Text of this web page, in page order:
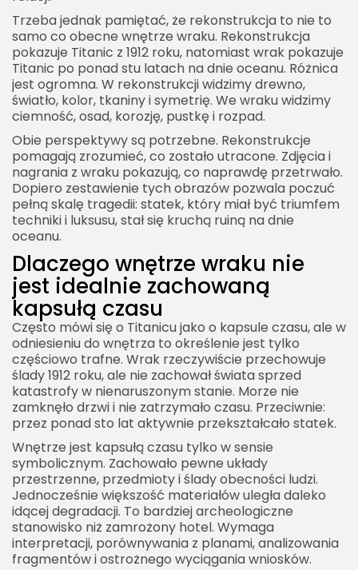
Trzeba jednak pamiętać, że rekonstrukcja to nie to
samo co obecne wnętrze wraku. Rekonstrukcja
pokazuje Titanic z 1912 roku, natomiast wrak pokazuje
Titanic po ponad stu latach na dnie oceanu. Różnica
jest ogromna. W rekonstrukcji widzimy drewno,
światło, kolor, tkaniny i symetrię. We wraku widzimy
ciemność, osad, korozję, pustkę i rozpad.
Obie perspektywy są potrzebne. Rekonstrukcje
pomagają zrozumieć, co zostało utracone. Zdjęcia i
nagrania z wraku pokazują, co naprawdę przetrwało.
Dopiero zestawienie tych obrazów pozwala poczuć
pełną skalę tragedii: statek, który miał być triumfem
techniki i luksusu, stał się kruchą ruiną na dnie
oceanu.
Dlaczego wnętrze wraku nie
jest idealnie zachowaną
kapsułą czasu
Często mówi się o Titanicu jako o kapsule czasu, ale w
odniesieniu do wnętrza to określenie jest tylko
częściowo trafne. Wrak rzeczywiście przechowuje
ślady 1912 roku, ale nie zachował świata sprzed
katastrofy w nienaruszonym stanie. Morze nie
zamknęło drzwi i nie zatrzymało czasu. Przeciwnie:
przez ponad sto lat aktywnie przekształcało statek.
Wnętrze jest kapsułą czasu tylko w sensie
symbolicznym. Zachowało pewne układy
przestrzenne, przedmioty i ślady obecności ludzi.
Jednocześnie większość materiałów uległa daleko
idącej degradacji. To bardziej archeologiczne
stanowisko niż zamrożony hotel. Wymaga
interpretacji, porównywania z planami, analizowania
fragmentów i ostrożnego wyciągania wniosków.